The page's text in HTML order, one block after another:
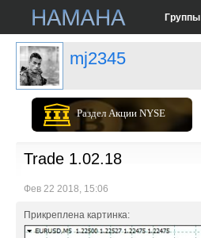
Группы
mj2345
Раздел Акции NYSE
Trade 1.02.18
Фев 22 2018, 15:06
Прикреплена картинка: